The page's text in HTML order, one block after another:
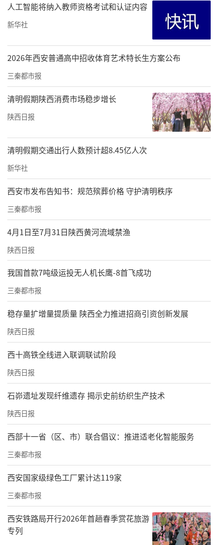
人工智能将纳入教师资格考试和认证内容
新华社
2026年西安普通高中招收体育艺术特长生方案公布
三秦都市报
清明假期陕西消费市场稳步增长
陕西日报
清明假期交通出行人数预计超8.45亿人次
新华社
西安市发布告知书：规范殡葬价格 守护清明秩序
三秦都市报
4月1日至7月31日陕西黄河流域禁渔
陕西日报
我国首款7吨级运投无人机长鹰-8首飞成功
三秦都市报
稳存量扩增量提质量 陕西全力推进招商引资创新发展
陕西日报
西十高铁全线进入联调联试阶段
陕西日报
石峁遗址发现纤维遗存 揭示史前纺织生产技术
陕西日报
西部十一省（区、市）联合倡议：推进适老化智能服务
三秦都市报
西安国家级绿色工厂累计达119家
三秦都市报
西安铁路局开行2026年首趟春季赏花旅游
专列